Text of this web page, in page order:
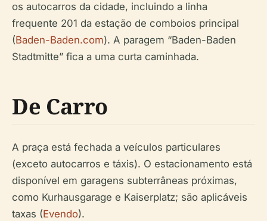
os autocarros da cidade, incluindo a linha
frequente 201 da estação de comboios principal
(Baden-Baden.com). A paragem “Baden-Baden
Stadtmitte” fica a uma curta caminhada.
De Carro
A praça está fechada a veículos particulares
(exceto autocarros e táxis). O estacionamento está
disponível em garagens subterrâneas próximas,
como Kurhausgarage e Kaiserplatz; são aplicáveis
taxas (Evendo).